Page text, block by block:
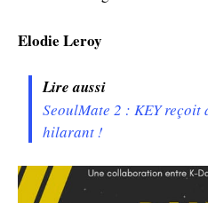
Elodie Leroy
Lire aussi
SeoulMate 2 : KEY reçoit
hilarant !